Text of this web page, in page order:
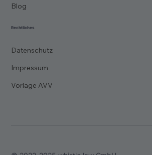
Blog
Rechtliches
Datenschutz
Impressum
Vorlage AVV